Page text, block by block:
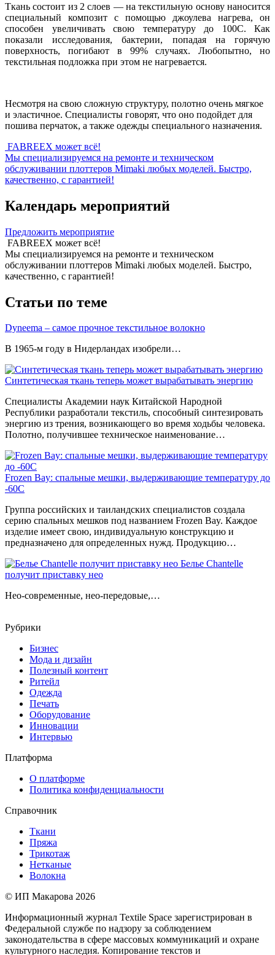
Ткань состоит из 2 слоев — на текстильную основу наносится
специальный композит с помощью джоулева нагрева, он
способен увеличивать свою температуру до 100С. Как
показали исследования, бактерии, попадая на горячую
поверхность, погибают в 99% случаях. Любопытно, но
текстильная подложка при этом не нагревается.
Несмотря на свою сложную структуру, полотно очень мягкое
и эластичное. Специалисты говорят, что оно подойдет для
пошива перчаток, а также одежды специального назначения.
FABREEX может всё!
Мы специализируемся на ремонте и техническом
обслуживании плоттеров Mimaki любых моделей. Быстро,
качественно, с гарантией!
Календарь мероприятий
Предложить мероприятие
FABREEX может всё!
Мы специализируемся на ремонте и техническом
обслуживании плоттеров Mimaki любых моделей. Быстро,
качественно, с гарантией!
Статьи по теме
Dyneema – самое прочное текстильное волокно
В 1965-м году в Нидерландах изобрели…
Синтетическая ткань теперь может вырабатывать энергию
Специалисты Академии наук Китайской Народной
Республики разработали текстиль, способный синтезировать
энергию из трения, возникающего во время ходьбы человека.
Полотно, получившее техническое наименование…
Frozen Bay: спальные мешки, выдерживающие температуру до
-60С
Группа российских и таиландских специалистов создала
серию спальных мешков под названием Frozen Bay. Каждое
изделие имеет свою, индивидуальную конструкцию и
предназначено для определенных нужд. Продукцию…
Белье Chantelle
получит приставку нео
Нео-современные, нео-передовые,…
Рубрики
Бизнес
Мода и дизайн
Полезный контент
Ритейл
Одежда
Печать
Оборудование
Инновации
Интервью
Платформа
О платформе
Политика конфиденциальности
Справочник
Ткани
Пряжа
Трикотаж
Нетканые
Волокна
© ИП Макарова 2026
Информационный журнал Textile Space зарегистрирован в
Федеральной службе по надзору за соблюдением
законодательства в сфере массовых коммуникаций и охране
культурного наследия. Копирование текстов и